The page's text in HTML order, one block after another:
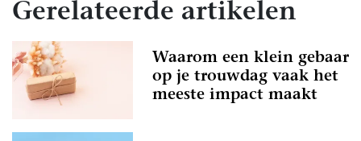
Gerelateerde artikelen
Waarom een klein gebaar
op je trouwdag vaak het
meeste impact maakt